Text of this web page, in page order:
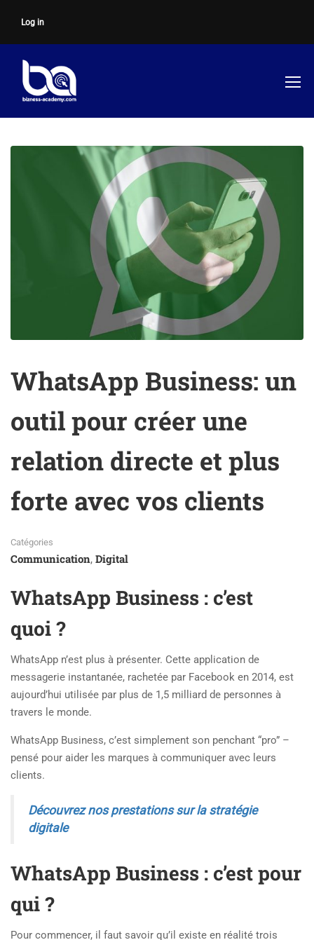
Log in
WhatsApp Business: un
outil pour créer une
relation directe et plus
forte avec vos clients
Catégories
Communication, Digital
WhatsApp Business : c’est
quoi ?
WhatsApp n’est plus à présenter. Cette application de
messagerie instantanée, rachetée par Facebook en 2014, est
aujourd’hui utilisée par plus de 1,5 milliard de personnes à
travers le monde.
WhatsApp Business, c’est simplement son penchant “pro” –
pensé pour aider les marques à communiquer avec leurs
clients.
Découvrez nos prestations sur la stratégie
digitale
WhatsApp Business : c’est pour
qui ?
Pour commencer, il faut savoir qu’il existe en réalité trois